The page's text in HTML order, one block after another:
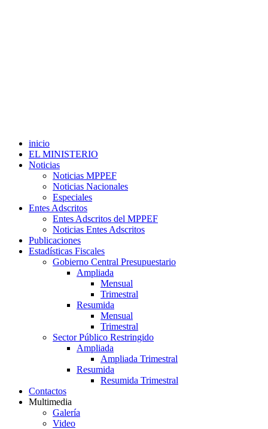
inicio
EL MINISTERIO
Noticias
Noticias MPPEF
Noticias Nacionales
Especiales
Entes Adscritos
Entes Adscritos del MPPEF
Noticias Entes Adscritos
Publicaciones
Estadísticas Fiscales
Gobierno Central Presupuestario
Ampliada
Mensual
Trimestral
Resumida
Mensual
Trimestral
Sector Público Restringido
Ampliada
Ampliada Trimestral
Resumida
Resumida Trimestral
Contactos
Multimedia
Galería
Video